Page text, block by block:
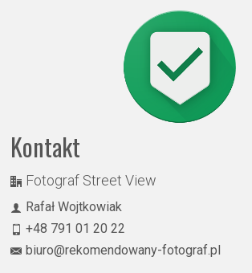
Kontakt
Fotograf Street View
Rafał Wojtkowiak
+48 791 01 20 22
biuro@rekomendowany-fotograf.pl